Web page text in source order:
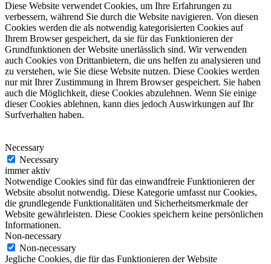
Diese Website verwendet Cookies, um Ihre Erfahrungen zu
verbessern, während Sie durch die Website navigieren. Von diesen
Cookies werden die als notwendig kategorisierten Cookies auf
Ihrem Browser gespeichert, da sie für das Funktionieren der
Grundfunktionen der Website unerlässlich sind. Wir verwenden
auch Cookies von Drittanbietern, die uns helfen zu analysieren und
zu verstehen, wie Sie diese Website nutzen. Diese Cookies werden
nur mit Ihrer Zustimmung in Ihrem Browser gespeichert. Sie haben
auch die Möglichkeit, diese Cookies abzulehnen. Wenn Sie einige
dieser Cookies ablehnen, kann dies jedoch Auswirkungen auf Ihr
Surfverhalten haben.
Necessary
Necessary
immer aktiv
Notwendige Cookies sind für das einwandfreie Funktionieren der
Website absolut notwendig. Diese Kategorie umfasst nur Cookies,
die grundlegende Funktionalitäten und Sicherheitsmerkmale der
Website gewährleisten. Diese Cookies speichern keine persönlichen
Informationen.
Non-necessary
Non-necessary
Jegliche Cookies, die für das Funktionieren der Website